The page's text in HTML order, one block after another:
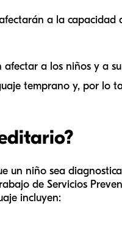
afectarán a la
afectar a los niños y a
temprano y, por lo
un niño sea
de Servicios
incluyen: